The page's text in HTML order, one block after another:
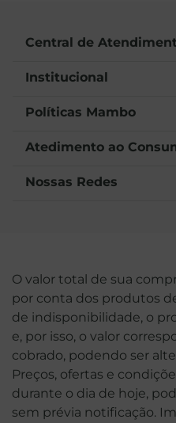
Central de
Institucional
Políticas Mambo
Atedimento ao
Nossas Redes
O valor total de sua
por conta dos produtos
de indisponibilidade, o
e, por isso, o valor
cobrado, podendo ser
Preços, ofertas e
durante o dia de hoje,
sem prévia notificação.